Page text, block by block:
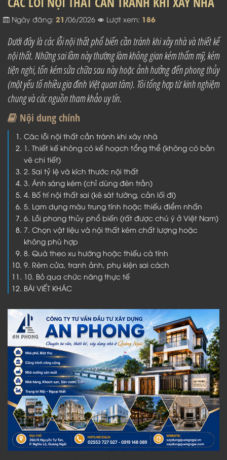
Ngày đăng: 21 /06/2026 Lượt xem: 186
Dưới đây là các lỗi nội thất phổ biến cần tránh khi xây nhà và thiết kế
nội thất. Những sai lầm này thường làm không gian kém thẩm mỹ, kém
tiện nghi, tốn kém sửa chữa sau này hoặc ảnh hưởng đến phong thủy
(một yếu tố nhiều gia đình Việt quan tâm). Tôi tổng hợp từ kinh nghiệm
chung và các nguồn tham khảo uy tín.
Nội dung chính
Các lỗi nội thất cần tránh khi xây nhà
1. Thiết kế không có kế hoạch tổng thể (không có bản
vẽ chi tiết)
2. Sai tỷ lệ và kích thước nội thất
3. Ánh sáng kém (chỉ dùng đèn trần)
4. Bố trí nội thất sai (kê sát tường, cản lối đi)
5. Lạm dụng màu trung tính hoặc thiếu điểm nhấn
6. Lỗi phong thủy phổ biến (rất được chú ý ở Việt Nam)
7. Chọn vật liệu và nội thất kém chất lượng hoặc
không phù hợp
8. Quá theo xu hướng hoặc thiếu cá tính
9. Rèm cửa, tranh ảnh, phụ kiện sai cách
10. Bỏ qua chức năng thực tế
BÀI VIẾT KHÁC